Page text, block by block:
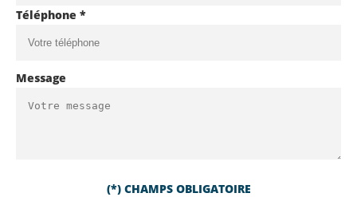
Téléphone *
Message
(*) CHAMPS OBLIGATOIRE